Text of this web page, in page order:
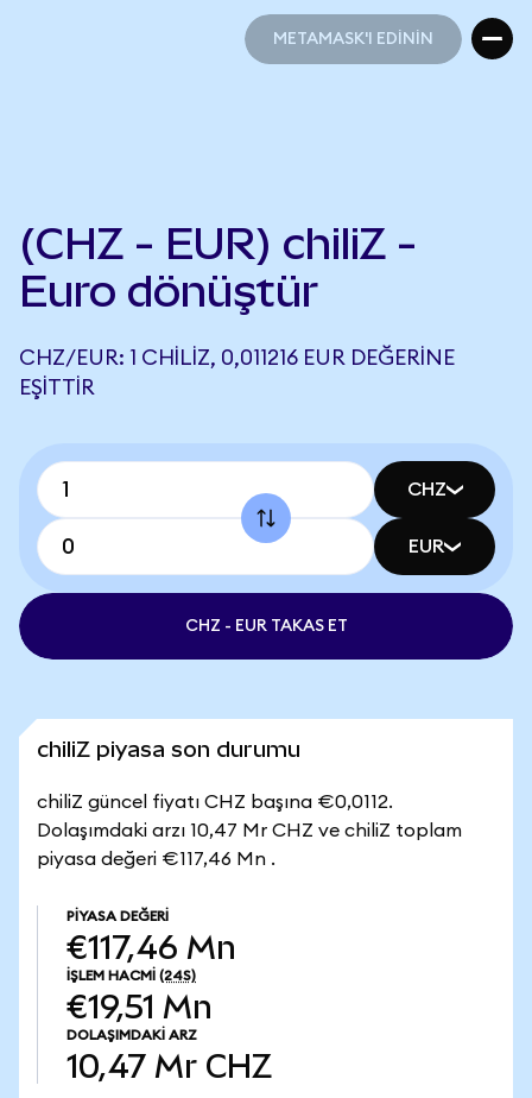
METAMASK'I EDİNİN
(CHZ - EUR) chiliZ -
Euro dönüştür
CHZ/EUR: 1 CHILIZ, 0,011216 EUR DEĞERINE
EŞITTIR
CHZ
EUR
CHZ - EUR TAKAS ET
chiliZ piyasa son durumu
chiliZ güncel fiyatı CHZ başına €0,0112.
Dolaşımdaki arzı 10,47 Mr CHZ ve chiliZ toplam
piyasa değeri €117,46 Mn .
PIYASA DEĞERI
€117,46 Mn
İŞLEM HACMI (24S)
€19,51 Mn
DOLAŞIMDAKI ARZ
10,47 Mr CHZ